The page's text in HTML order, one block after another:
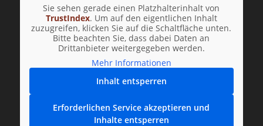
Sie sehen gerade einen Platzhalterinhalt von
TrustIndex. Um auf den eigentlichen Inhalt
zuzugreifen, klicken Sie auf die Schaltfläche unten.
Bitte beachten Sie, dass dabei Daten an
Drittanbieter weitergegeben werden.
Mehr Informationen
Inhalt entsperren
Erforderlichen Service akzeptieren und
Inhalte entsperren